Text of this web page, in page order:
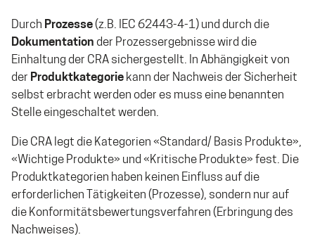
Durch Prozesse(z.B. IEC 62443-4-1) und durch die
Dokumentation der Prozessergebnisse wird die
Einhaltung der CRA sichergestellt. In Abhängigkeit von
der Produktkategorie kann der Nachweis der Sicherheit
selbst erbracht werden oder es muss eine benannten
Stelle eingeschaltet werden.
Die CRA legt die Kategorien «Standard/ Basis Produkte»,
«Wichtige Produkte» und «Kritische Produkte» fest. Die
Produktkategorien haben keinen Einfluss auf die
erforderlichen Tätigkeiten (Prozesse), sondern nur auf
die Konformitätsbewertungsverfahren (Erbringung des
Nachweises).